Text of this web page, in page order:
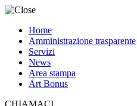
Home
Amministrazione trasparente
Servizi
News
Area stampa
Art Bonus
CHIAMACI